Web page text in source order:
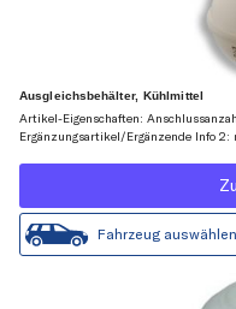
Ausgleichsbehälter, Kühlmittel
Artikel-Eigenschaften:
Ergänzungsartikel/Ergänzende Info 2:
Fahrzeug auswählen